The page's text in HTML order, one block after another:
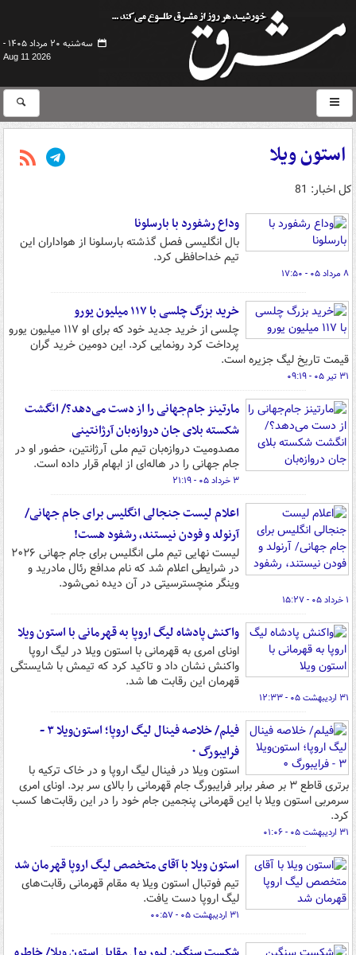
سه‌شنبه ۲۰ مرداد ۱۴۰۵ -
Aug 11 2026
استون ویلا
کل اخبار: 81
وداع رشفورد با بارسلونا
بال انگلیسی فصل گذشته بارسلونا از هواداران این
تیم خداحافظی کرد.
۸ مرداد ۰۵ - ۱۷:۵۰
خرید بزرگ چلسی با ۱۱۷ میلیون یورو
چلسی از خرید جدید خود که برای او ۱۱۷ میلیون یورو
پرداخت کرد رونمایی کرد. این دومین خرید گران
قیمت تاریخ لیگ جزیره است.
۳۱ تیر ۰۵ - ۰۹:۱۹
مارتینز جام‌جهانی را از دست می‌دهد؟/ انگشت
شکسته بلای جان دروازه‌بان آرژانتینی
مصدومیت دروازه‌بان تیم ملی آرژانتین، حضور او در
جام جهانی را در هاله‌ای از ابهام قرار داده است.
۳ خرداد ۰۵ - ۲۱:۱۹
اعلام لیست جنجالی انگلیس برای جام جهانی/
آرنولد و فودن نیستند، رشفود هست!
لیست نهایی تیم ملی انگلیس برای جام جهانی ۲۰۲۶
در شرایطی اعلام شد که نام مدافع رئال مادرید و
وینگر منچسترسیتی در آن دیده نمی‌شود.
۱ خرداد ۰۵ - ۱۵:۲۷
واکنش پادشاه لیگ اروپا به قهرمانی با استون ویلا
اونای امری به قهرمانی با استون ویلا در لیگ اروپا
واکنش نشان داد و تاکید کرد که تیمش با شایستگی
قهرمان این رقابت ها شد.
۳۱ اردیبهشت ۰۵ - ۱۲:۳۳
فیلم/ خلاصه فینال لیگ اروپا؛ استون‌ویلا ۳ -
فرایبورگ ۰
استون ویلا در فینال لیگ اروپا و در خاک ترکیه با
برتری قاطع ۳ بر صفر برابر فرایبورگ جام قهرمانی را بالای سر برد. اونای امری
سرمربی استون ویلا با این قهرمانی پنجمین جام خود را در این رقابت‌ها کسب
کرد.
۳۱ اردیبهشت ۰۵ - ۰۱:۰۶
استون ویلا با آقای متخصص لیگ اروپا قهرمان شد
تیم فوتبال استون ویلا به مقام قهرمانی رقابت‌های
لیگ اروپا دست یافت.
۳۱ اردیبهشت ۰۵ - ۰۰:۵۷